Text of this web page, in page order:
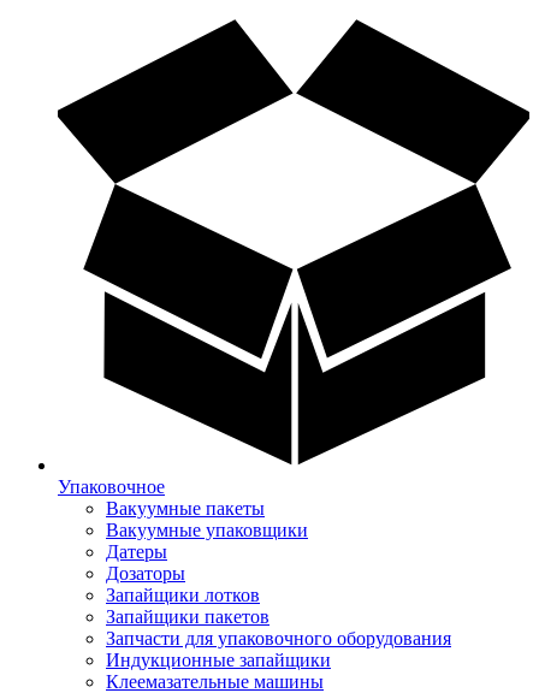
Упаковочное
Вакуумные пакеты
Вакуумные упаковщики
Датеры
Дозаторы
Запайщики лотков
Запайщики пакетов
Запчасти для упаковочного оборудования
Индукционные запайщики
Клеемазательные машины